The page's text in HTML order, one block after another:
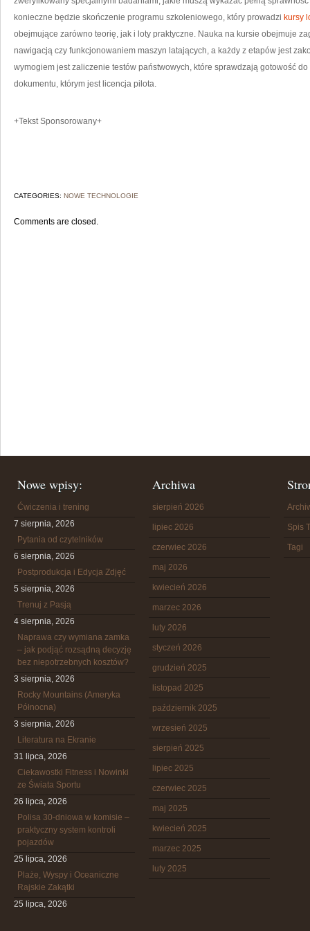
konieczne będzie skończenie programu szkoleniowego, który prowadzi kursy
obejmujące zarówno teorię, jak i loty praktyczne. Nauka na kursie obejmuje
nawigacją czy funkcjonowaniem maszyn latających, a każdy z etapów jest
wymogiem jest zaliczenie testów państwowych, które sprawdzają gotowość
dokumentu, którym jest licencja pilota.
+Tekst Sponsorowany+
CATEGORIES: NOWE TECHNOLOGIE
Comments are closed.
Nowe wpisy:
Ćwiczenia i trening
7 sierpnia, 2026
Pytania od czytelników
6 sierpnia, 2026
Postprodukcja i Edycja Zdjęć
5 sierpnia, 2026
Trenuj z Pasją
4 sierpnia, 2026
Naprawa czy wymiana zamka
– jak podjąć rozsądną decyzję
bez niepotrzebnych kosztów?
3 sierpnia, 2026
Rocky Mountains (Ameryka
Północna)
3 sierpnia, 2026
Literatura na Ekranie
31 lipca, 2026
Ciekawostki Fitness i Nowinki
ze Świata Sportu
26 lipca, 2026
Polisa 30-dniowa w komisie –
praktyczny system kontroli
pojazdów
25 lipca, 2026
Plaże, Wyspy i Oceaniczne
Rajskie Zakątki
25 lipca, 2026
Archiwa
sierpień 2026
lipiec 2026
czerwiec 2026
maj 2026
kwiecień 2026
marzec 2026
luty 2026
styczeń 2026
grudzień 2025
listopad 2025
październik 2025
wrzesień 2025
sierpień 2025
lipiec 2025
czerwiec 2025
maj 2025
kwiecień 2025
marzec 2025
luty 2025
Spis
Tagi